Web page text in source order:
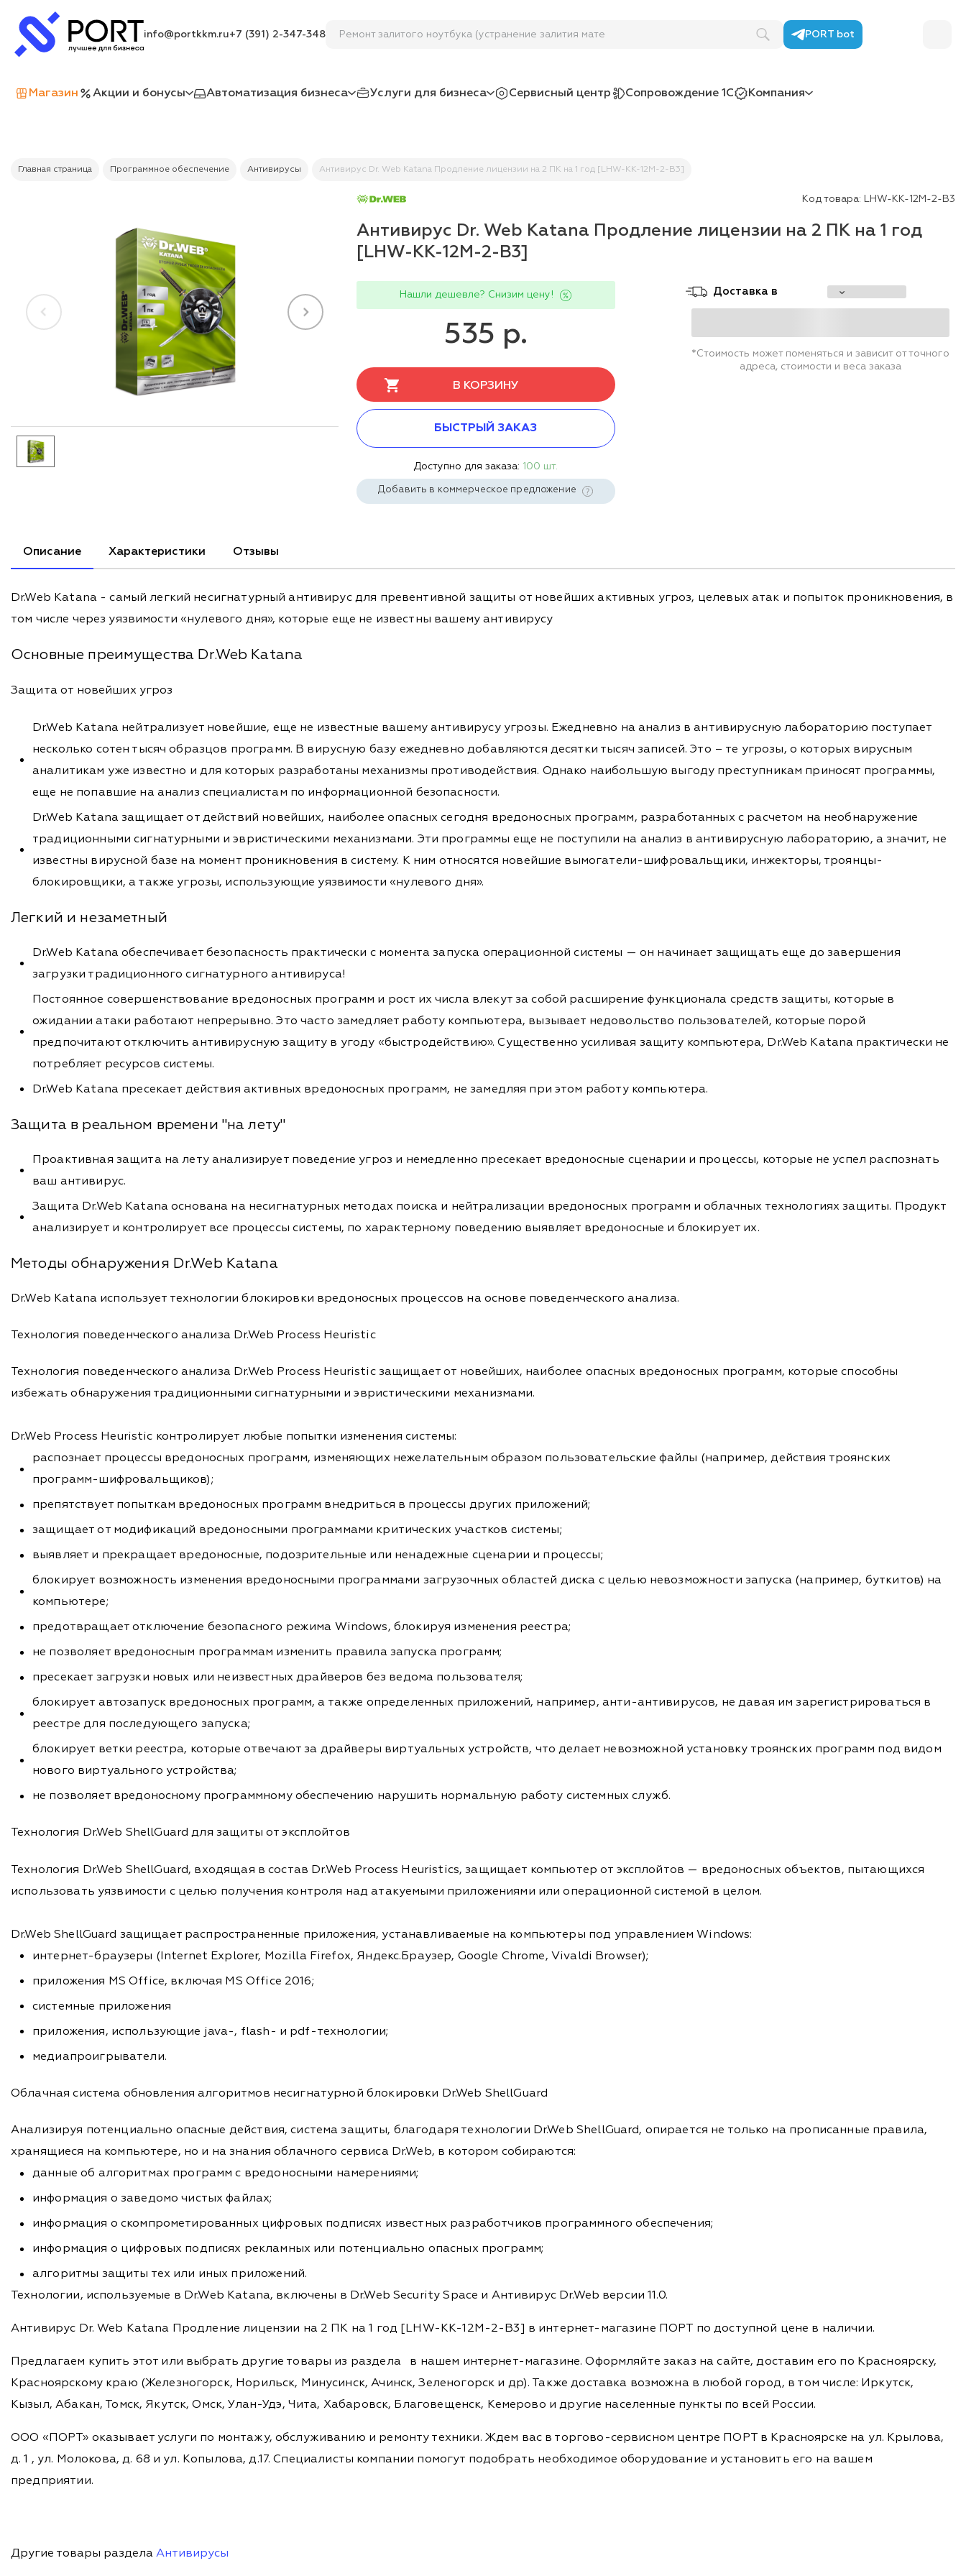
info@portkkm.ru+7 (391) 2-347-348 Ремонт залитого ноутбука (устранение залития материнской PORT bot
Магазин Акции и бонусы Автоматизация бизнеса Услуги для бизнеса Сервисный центр Сопровождение 1С Компания
Главная страница Программное обеспечение Антивирусы Антивирус Dr. Web Katana Продление лицензии на 2 ПК на 1 год [LHW-KK-12M-2-B3]
Код товара: LHW-KK-12M-2-B3
Антивирус Dr. Web Katana Продление лицензии на 2 ПК на 1 год
[LHW-KK-12M-2-B3]
Нашли дешевле? Снизим цену!
535 р.
В КОРЗИНУ
БЫСТРЫЙ ЗАКАЗ
Доступно для заказа: 100 шт.
Добавить в коммерческое предложение
Доставка в
*Стоимость может поменяться и зависит от точного
адреса, стоимости и веса заказа
Описание Характеристики Отзывы
Dr.Web Katana - самый легкий несигнатурный антивирус для превентивной защиты от новейших активных угроз, целевых атак и попыток проникновения, в
том числе через уязвимости «нулевого дня», которые еще не известны вашему антивирусу
Основные преимущества Dr.Web Katana
Защита от новейших угроз
Dr.Web Katana нейтрализует новейшие, еще не известные вашему антивирусу угрозы. Ежедневно на анализ в антивирусную лабораторию поступает
несколько сотен тысяч образцов программ. В вирусную базу ежедневно добавляются десятки тысяч записей. Это – те угрозы, о которых вирусным
аналитикам уже известно и для которых разработаны механизмы противодействия. Однако наибольшую выгоду преступникам приносят программы,
еще не попавшие на анализ специалистам по информационной безопасности.
Dr.Web Katana защищает от действий новейших, наиболее опасных сегодня вредоносных программ, разработанных с расчетом на необнаружение
традиционными сигнатурными и эвристическими механизмами. Эти программы еще не поступили на анализ в антивирусную лабораторию, а значит, не
известны вирусной базе на момент проникновения в систему. К ним относятся новейшие вымогатели-шифровальщики, инжекторы, троянцы-
блокировщики, а также угрозы, использующие уязвимости «нулевого дня».
Легкий и незаметный
Dr.Web Katana обеспечивает безопасность практически с момента запуска операционной системы — он начинает защищать еще до завершения
загрузки традиционного сигнатурного антивируса!
Постоянное совершенствование вредоносных программ и рост их числа влекут за собой расширение функционала средств защиты, которые в
ожидании атаки работают непрерывно. Это часто замедляет работу компьютера, вызывает недовольство пользователей, которые порой
предпочитают отключить антивирусную защиту в угоду «быстродействию». Существенно усиливая защиту компьютера, Dr.Web Katana практически не
потребляет ресурсов системы.
Dr.Web Katana пресекает действия активных вредоносных программ, не замедляя при этом работу компьютера.
Защита в реальном времени "на лету"
Проактивная защита на лету анализирует поведение угроз и немедленно пресекает вредоносные сценарии и процессы, которые не успел распознать
ваш антивирус.
Защита Dr.Web Katana основана на несигнатурных методах поиска и нейтрализации вредоносных программ и облачных технологиях защиты. Продукт
анализирует и контролирует все процессы системы, по характерному поведению выявляет вредоносные и блокирует их.
Методы обнаружения Dr.Web Katana
Dr.Web Katana использует технологии блокировки вредоносных процессов на основе поведенческого анализа.
Технология поведенческого анализа Dr.Web Process Heuristic
Технология поведенческого анализа Dr.Web Process Heuristic защищает от новейших, наиболее опасных вредоносных программ, которые способны
избежать обнаружения традиционными сигнатурными и эвристическими механизмами.
Dr.Web Process Heuristic контролирует любые попытки изменения системы:
распознает процессы вредоносных программ, изменяющих нежелательным образом пользовательские файлы (например, действия троянских
программ-шифровальщиков);
препятствует попыткам вредоносных программ внедриться в процессы других приложений;
защищает от модификаций вредоносными программами критических участков системы;
выявляет и прекращает вредоносные, подозрительные или ненадежные сценарии и процессы;
блокирует возможность изменения вредоносными программами загрузочных областей диска с целью невозможности запуска (например, буткитов) на
компьютере;
предотвращает отключение безопасного режима Windows, блокируя изменения реестра;
не позволяет вредоносным программам изменить правила запуска программ;
пресекает загрузки новых или неизвестных драйверов без ведома пользователя;
блокирует автозапуск вредоносных программ, а также определенных приложений, например, анти-антивирусов, не давая им зарегистрироваться в
реестре для последующего запуска;
блокирует ветки реестра, которые отвечают за драйверы виртуальных устройств, что делает невозможной установку троянских программ под видом
нового виртуального устройства;
не позволяет вредоносному программному обеспечению нарушить нормальную работу системных служб.
Технология Dr.Web ShellGuard для защиты от эксплойтов
Технология Dr.Web ShellGuard, входящая в состав Dr.Web Process Heuristics, защищает компьютер от эксплойтов — вредоносных объектов, пытающихся
использовать уязвимости с целью получения контроля над атакуемыми приложениями или операционной системой в целом.
Dr.Web ShellGuard защищает распространенные приложения, устанавливаемые на компьютеры под управлением Windows:
интернет-браузеры (Internet Explorer, Mozilla Firefox, Яндекс.Браузер, Google Chrome, Vivaldi Browser);
приложения MS Office, включая MS Office 2016;
системные приложения
приложения, использующие java-, flash- и pdf-технологии;
медиапроигрыватели.
Облачная система обновления алгоритмов несигнатурной блокировки Dr.Web ShellGuard
Анализируя потенциально опасные действия, система защиты, благодаря технологии Dr.Web ShellGuard, опирается не только на прописанные правила,
хранящиеся на компьютере, но и на знания облачного сервиса Dr.Web, в котором собираются:
данные об алгоритмах программ с вредоносными намерениями;
информация о заведомо чистых файлах;
информация о скомпрометированных цифровых подписях известных разработчиков программного обеспечения;
информация о цифровых подписях рекламных или потенциально опасных программ;
алгоритмы защиты тех или иных приложений.
Технологии, используемые в Dr.Web Katana, включены в Dr.Web Security Space и Антивирус Dr.Web версии 11.0.
Антивирус Dr. Web Katana Продление лицензии на 2 ПК на 1 год [LHW-KK-12M-2-B3] в интернет-магазине ПОРТ по доступной цене в наличии.
Предлагаем купить этот или выбрать другие товары из раздела
в нашем интернет-магазине. Оформляйте заказ на сайте, доставим его по Красноярску,
Красноярскому краю (Железногорск, Норильск, Минусинск, Ачинск, Зеленогорск и др). Также доставка возможна в любой город, в том числе: Иркутск,
Кызыл, Абакан, Томск, Якутск, Омск, Улан-Удэ, Чита, Хабаровск, Благовещенск, Кемерово и другие населенные пункты по всей России.
ООО «ПОРТ» оказывает услуги по монтажу, обслуживанию и ремонту техники. Ждем вас в торгово-сервисном центре ПОРТ в Красноярске на ул. Крылова,
д. 1 , ул. Молокова, д. 68 и ул. Копылова, д.17. Специалисты компании помогут подобрать необходимое оборудование и установить его на вашем
предприятии.
Другие товары раздела Антивирусы